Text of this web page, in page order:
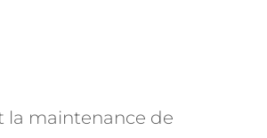
la maintenance de